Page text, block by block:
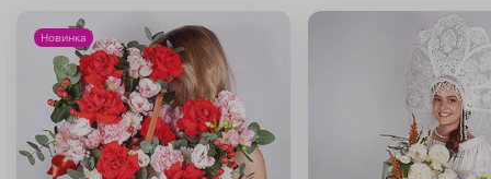
Новинка